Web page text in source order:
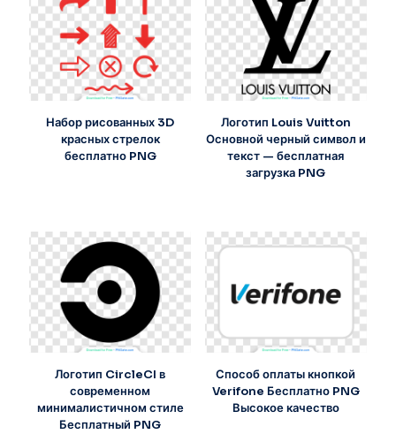
Набор рисованных 3D
красных стрелок
бесплатно PNG
Логотип Louis Vuitton
Основной черный символ и
текст — бесплатная
загрузка PNG
Логотип CircleCI в
современном
минималистичном стиле
Бесплатный PNG
Способ оплаты кнопкой
Verifone Бесплатно PNG
Высокое качество